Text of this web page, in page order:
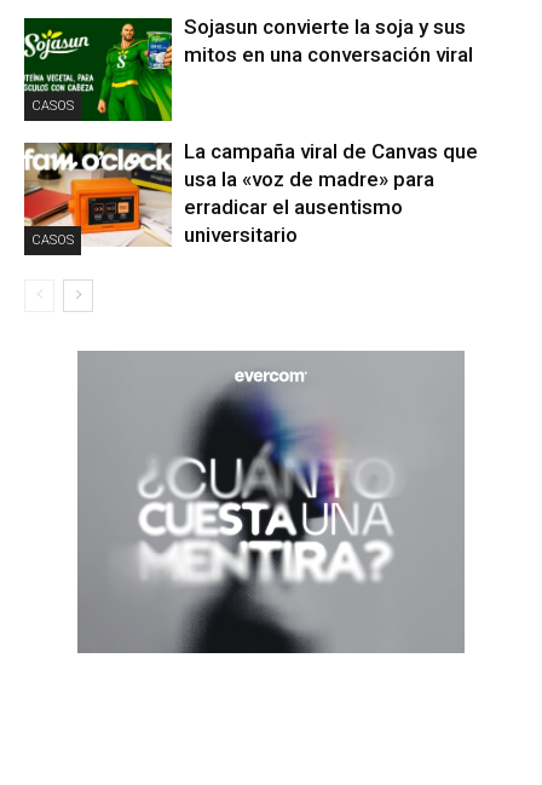
CASOS
Sojasun convierte la soja y sus
mitos en una conversación viral
CASOS
La campaña viral de Canvas que
usa la «voz de madre» para
erradicar el ausentismo
universitario